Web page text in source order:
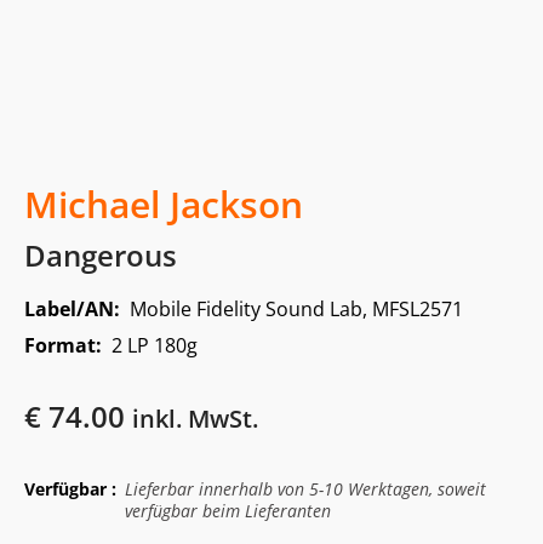
Michael Jackson
Dangerous
Label/AN: Mobile Fidelity Sound Lab, MFSL2571
Format: 2 LP 180g
€74.00 inkl. MwSt.
Verfügbar : Lieferbar innerhalb von 5-10 Werktagen, soweit
verfügbar beim Lieferanten